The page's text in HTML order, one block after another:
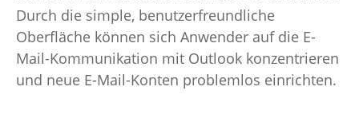
Durch die simple, benutzerfreundliche
Oberfläche können sich Anwender auf die E-
Mail-Kommunikation mit Outlook konzentrieren
und neue E-Mail-Konten problemlos einrichten.